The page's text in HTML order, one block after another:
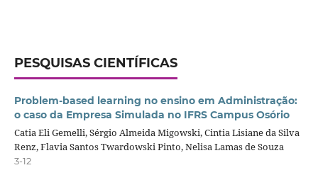
PESQUISAS CIENTÍFICAS
Problem-based learning no ensino em Administração:
o caso da Empresa Simulada no IFRS Campus Osório
Catia Eli Gemelli, Sérgio Almeida Migowski, Cintia Lisiane da Silva
Renz, Flavia Santos Twardowski Pinto, Nelisa Lamas de Souza
3-12